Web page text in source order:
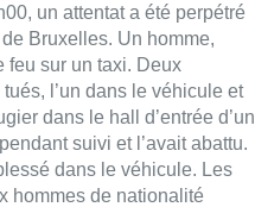
un attentat a été perpétré
Bruxelles. Un homme,
feu sur un taxi. Deux
l’un dans le véhicule et
dans le hall d’entrée d’un
suivi et l’avait abattu.
dans le véhicule. Les
hommes de nationalité